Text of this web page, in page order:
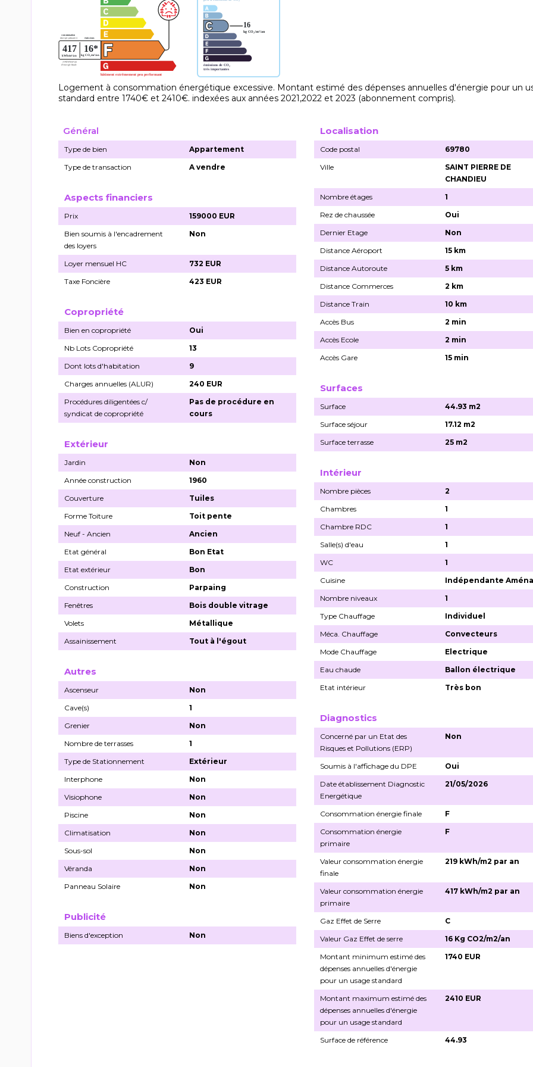
Logement à consommation énergétique excessive. Montant estimé des dépenses annuelles d'énergie pour un
standard entre 1740€ et 2410€. indexées aux années 2021,2022 et 2023 (abonnement compris).
Général
Type de bien
Appartement
Type de transaction
A vendre
Localisation
Code postal
69780
Ville
SAINT PIERRE DE
CHANDIEU
Nombre étages
1
Rez de chaussée
Oui
Dernier Etage
Non
Distance Aéroport
15 km
Distance Autoroute
5 km
Distance Commerces
2 km
Distance Train
10 km
Accès Bus
2 min
Accès Ecole
2 min
Accès Gare
15 min
Aspects financiers
Prix
159000 EUR
Bien soumis à l'encadrement
des loyers
Non
Loyer mensuel HC
732 EUR
Taxe Foncière
423 EUR
Copropriété
Bien en copropriété
Oui
Nb Lots Copropriété
13
Dont lots d'habitation
9
Charges annuelles (ALUR)
240 EUR
Procédures diligentées c/
syndicat de copropriété
Pas de procédure en
cours
Surfaces
Surface
44.93 m2
Surface séjour
17.12 m2
Surface terrasse
25 m2
Extérieur
Jardin
Non
Année construction
1960
Couverture
Tuiles
Forme Toiture
Toit pente
Neuf - Ancien
Ancien
Etat général
Bon Etat
Etat extérieur
Bon
Construction
Parpaing
Fenêtres
Bois double vitrage
Volets
Métallique
Assainissement
Tout à l'égout
Intérieur
Nombre pièces
2
Chambres
1
Chambre RDC
1
Salle(s) d'eau
1
WC
1
Cuisine
Indépendante
Nombre niveaux
1
Type Chauffage
Individuel
Méca. Chauffage
Convecteurs
Mode Chauffage
Electrique
Eau chaude
Ballon électrique
Etat intérieur
Très bon
Autres
Ascenseur
Non
Cave(s)
1
Grenier
Non
Nombre de terrasses
1
Type de Stationnement
Extérieur
Interphone
Non
Visiophone
Non
Piscine
Non
Climatisation
Non
Sous-sol
Non
Véranda
Non
Panneau Solaire
Non
Diagnostics
Concerné par un Etat des
Risques et Pollutions (ERP)
Non
Soumis à l'affichage du DPE
Oui
Date établissement Diagnostic
Energétique
21/05/2026
Consommation énergie finale
F
Consommation énergie
primaire
F
Valeur consommation énergie
finale
219 kWh/m2 par an
Valeur consommation énergie
primaire
417 kWh/m2 par an
Gaz Effet de Serre
C
Valeur Gaz Effet de serre
16 Kg CO2/m2/an
Montant minimum estimé des
dépenses annuelles d'énergie
pour un usage standard
1740 EUR
Montant maximum estimé des
dépenses annuelles d'énergie
pour un usage standard
2410 EUR
Surface de référence 44.93
Publicité
Biens d'exception Non